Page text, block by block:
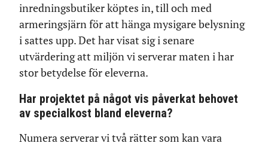
inredningsbutiker köptes in, till och med
armeringsjärn för att hänga mysigare belysning
i sattes upp. Det har visat sig i senare
utvärdering att miljön vi serverar maten i har
stor betydelse för eleverna.
Har projektet på något vis påverkat behovet
av specialkost bland eleverna?
Numera serverar vi två rätter som kan vara